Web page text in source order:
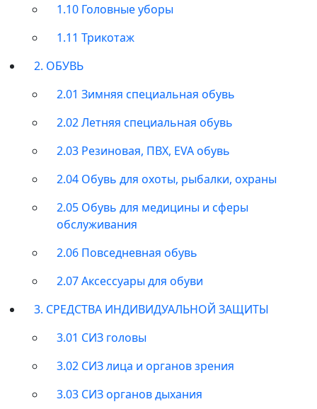
1.10 Головные уборы
1.11 Трикотаж
2. ОБУВЬ
2.01 Зимняя специальная обувь
2.02 Летняя специальная обувь
2.03 Резиновая, ПВХ, EVA обувь
2.04 Обувь для охоты, рыбалки, охраны
2.05 Обувь для медицины и сферы
обслуживания
2.06 Повседневная обувь
2.07 Аксессуары для обуви
3. СРЕДСТВА ИНДИВИДУАЛЬНОЙ ЗАЩИТЫ
3.01 СИЗ головы
3.02 СИЗ лица и органов зрения
3.03 СИЗ органов дыхания